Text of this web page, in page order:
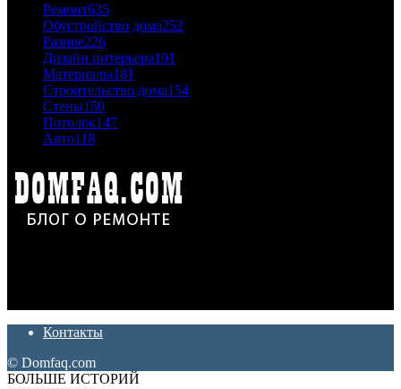
Ремонт635
Обустройство дома252
Разное226
Дизайн интерьера191
Материалы181
Строительство дома154
Стены150
Потолок147
Авто118
Контакты
© Domfaq.com
БОЛЬШЕ ИСТОРИЙ